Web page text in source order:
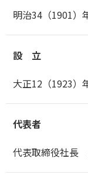
明治34（1901）
設 立
大正12（1923）
代表者
代表取締役社